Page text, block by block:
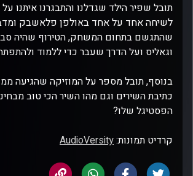
תובל שפיר הילד שגדלנו והתבגרנו איתנו
לשיחה אחד על אחד באולפן פלאשבק
שהתגשם בתחום המשחק, הטירוף שהיה
וגאליס ועל הדרך שעבר כדי ללמוד
בנוסף, תובל מספר על המוזיקה שהגיעה
כתיבת השירים וגם מהו השיר הכי טוב
הפסטיגל שלו?
קרדיט תמונות:AudioVersity